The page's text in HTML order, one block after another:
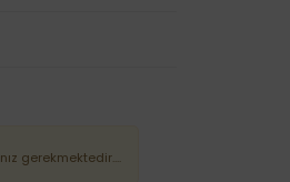
gerekmektedir....